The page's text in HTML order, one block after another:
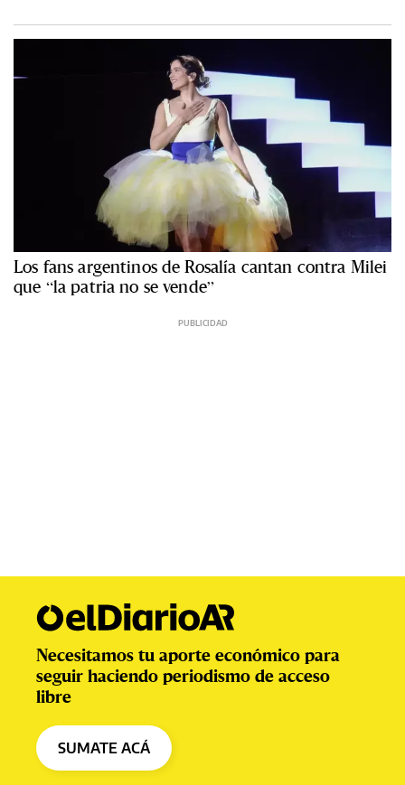
Los fans argentinos de Rosalía cantan contra Milei
que “la patria no se vende”
Necesitamos tu aporte económico para
seguir haciendo periodismo de acceso
libre
SUMATE ACÁ